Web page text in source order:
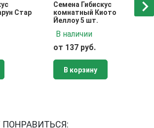
Стар
Семена Гибискус
комнатный Киото
Йеллоу 5 шт.
В наличии
от 137 руб.
В корзину